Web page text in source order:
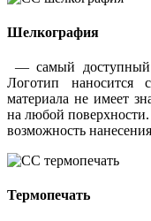
Шелкография
— самый
Логотип
материала не имеет
на любой
возможность
Термопечать